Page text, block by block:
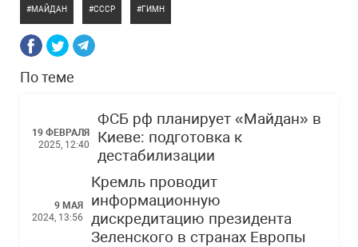
МАЙДАН СССР ГИМН
По теме
19 ФЕВРАЛЯ
2025, 12:40
ФСБ рф планирует «Майдан» в
Киеве: подготовка к
дестабилизации
9 МАЯ
2024, 13:56
Кремль проводит
информационную
дискредитацию президента
Зеленского в странах Европы